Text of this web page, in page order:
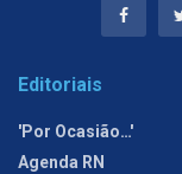
Editoriais
'Por Ocasião…'
Agenda RN